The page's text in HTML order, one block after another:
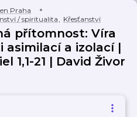
Praha
/ spiritualita, Křesťanství
přítomnost: Víra
asimilací a izolací |
1,1-21 | David Živor